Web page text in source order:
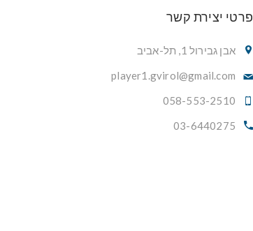
פרטי יצירת קשר
אבן גבירול 1, תל-אביב
player1.gvirol@gmail.com
058-553-2510
03-6440275